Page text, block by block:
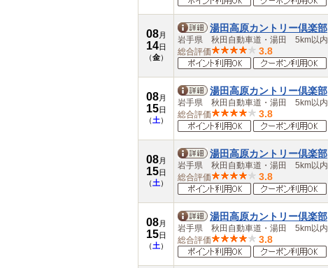
08月
14日
（金）
湯田高原カントリー倶楽部
岩手県 秋田自動車道・湯田 5km以内
総合評価
3.8
08月
15日
（土）
湯田高原カントリー倶楽部
岩手県 秋田自動車道・湯田 5km以内
総合評価
3.8
08月
15日
（ 土 ）
湯田高原カントリー倶楽部
岩手県 秋田自動車道・湯田 5km以内
総合評価
3.8
08月
15日
（土）
湯田高原カントリー倶楽部
岩手県 秋田自動車道・湯田 5km以内
総合評価
3.8